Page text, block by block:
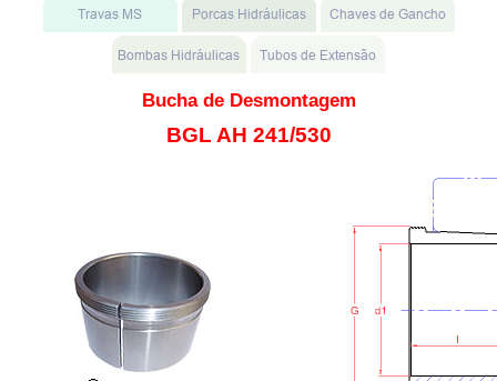
Bucha de Desmontagem
BGL AH 241/530